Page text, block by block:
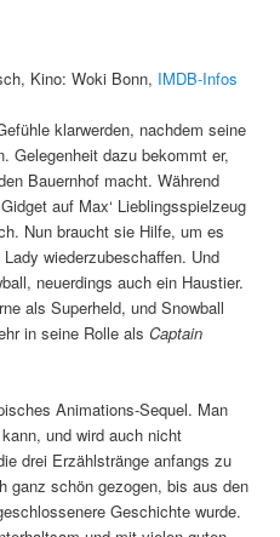
Kino: Woki Bonn, IMDB-Infos
klarwerden, nachdem seine
Gelegenheit dazu bekommt er,
Bauernhof macht. Während
auf Max‘ Lieblingsspielzeug
Nun braucht sie Hilfe, um es
wiederzubeschaffen. Und
neuerdings auch ein Haustier.
als Superheld, und Snowball
in seine Rolle alsCaptain
Animations-Sequel. Man
und wird auch nicht
drei Erzählstränge anfangs zu
ganz schön gezogen, bis aus den
Geschichte wurde.